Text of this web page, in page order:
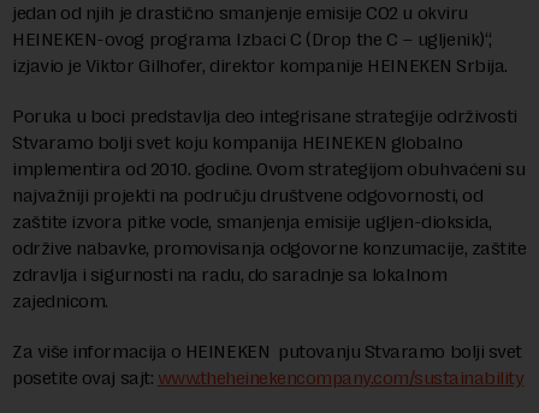
jedan od njih je drastično smanjenje emisije CO2 u okviru
HEINEKEN-ovog programa Izbaci C (Drop the C – ugljenik)“,
izjavio je Viktor Gilhofer, direktor kompanije HEINEKEN Srbija.
Poruka u boci predstavlja deo integrisane strategije održivosti
Stvaramo bolji svet koju kompanija HEINEKEN globalno
implementira od 2010. godine. Ovom strategijom obuhvaćeni su
najvažniji projekti na području društvene odgovornosti, od
zaštite izvora pitke vode, smanjenja emisije ugljen-dioksida,
održive nabavke, promovisanja odgovorne konzumacije, zaštite
zdravlja i sigurnosti na radu, do saradnje sa lokalnom
zajednicom.
Za više informacija o HEINEKEN putovanju Stvaramo bolji svet
posetite ovaj sajt: www.theheinekencompany.com/sustainability